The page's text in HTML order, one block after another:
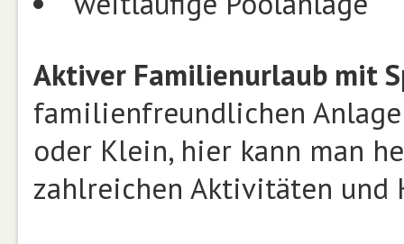
Aktiver Familienurlaub mit
familienfreundlichen
oder Klein, hier kann man
zahlreichen Aktivitäten und